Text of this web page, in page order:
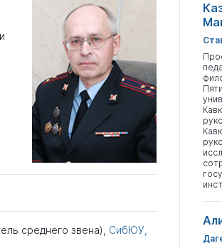
среднего звена), СибЮУ,